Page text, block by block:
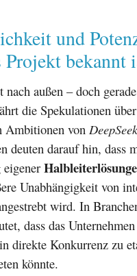
und
Projekt bekannt
außen – doch
die Spekulationen
Ambitionen von DeepSeek
deuten darauf hin, dass
Unabhängigkeit von
wird. In
dass das
direkte Konkurrenz zu
könnte.